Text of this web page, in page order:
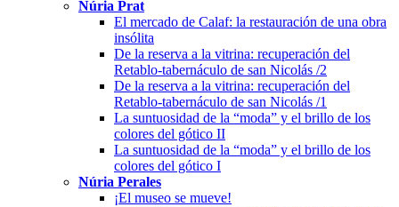
Núria Prat
El mercado de Calaf: la restauración de una obra
insólita
De la reserva a la vitrina: recuperación del
Retablo-tabernáculo de san Nicolás /2
De la reserva a la vitrina: recuperación del
Retablo-tabernáculo de san Nicolás /1
La suntuosidad de la “moda” y el brillo de los
colores del gótico II
La suntuosidad de la “moda” y el brillo de los
colores del gótico I
Núria Perales
¡El museo se mueve!